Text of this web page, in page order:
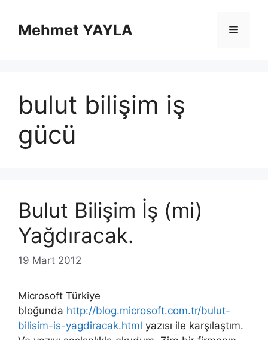
Mehmet YAYLA Menü
bulut bilişim iş
gücü
Bulut Bilişim İş (mi)
Yağdıracak.
19 Mart 2012
Microsoft Türkiye
bloğunda http://blog.microsoft.com.tr/bulut-
bilisim-is-yagdiracak.html yazısı ile karşılaştım.